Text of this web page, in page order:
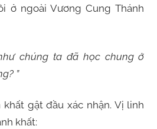
ở ngoài Vương Cung Thánh
chúng ta đã học chung ở
”
gật đầu xác nhận. Vị linh
khất: